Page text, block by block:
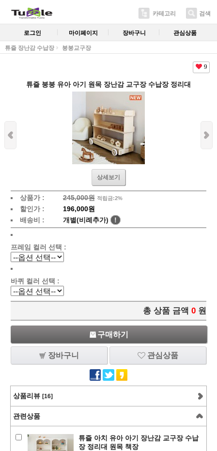
카테고리 검색
로그인 마이페이지 장바구니 관심상품
튜즐 장난감 수납장 붕붕교구장
9
튜즐 붕붕 유아 아기 원목 장난감 교구장 수납장 정리대
상세보기
상품가 : 245,000원 적립금:2%
할인가 :
196,000원
배송비 :
개별(비례추가) !
프레임 컬러 선택 :
바퀴 컬러 선택 :
총 상품 금액 0 원
구매하기
장바구니 관심상품
상품리뷰 [16]
관련상품
튜즐 아치 유아 아기 장난감 교구장 수납
장 정리대 원목 책장